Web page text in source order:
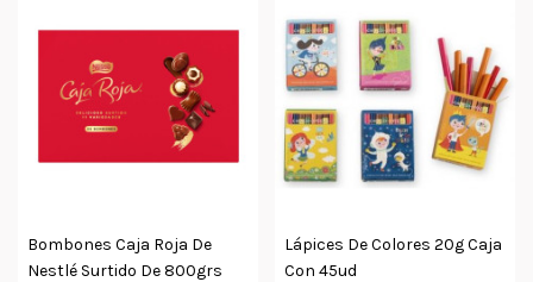
Bombones Caja Roja De
Nestlé Surtido De 800grs
Lápices De Colores 20g Caja
Con 45ud